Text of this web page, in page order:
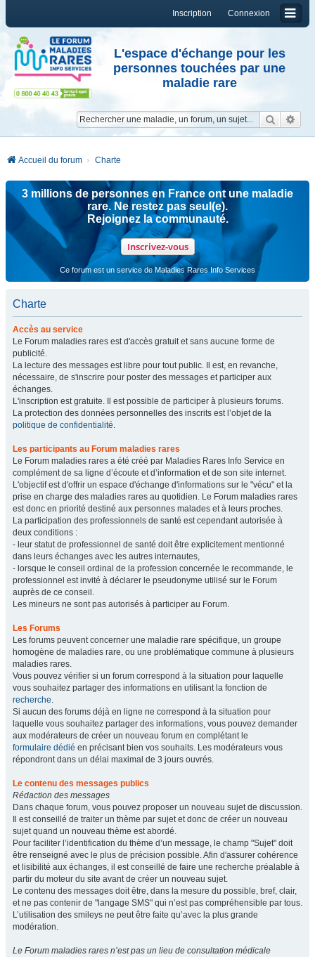
Connexion
Inscription
L'espace d'échange pour les
personnes touchées par une
maladie rare
Accueil du forum Charte
3 millions de personnes en France ont une maladie
rare. Ne restez pas seul(e).
Rejoignez la communauté.
Inscrivez-vous
Ce forum est un service de Maladies Rares Info Services
Charte
Accès au service
Le Forum maladies rares est d'accès gratuit et sans aucune forme de
publicité.
La lecture des messages est libre pour tout public. Il est, en revanche,
nécessaire, de s'inscrire pour poster des messages et participer aux
échanges.
L'inscription est gratuite. Il est possible de participer à plusieurs forums.
La protection des données personnelles des inscrits est l’objet de la
politique de confidentialité.
Les participants au Forum maladies rares
Le Forum maladies rares a été créé par Maladies Rares Info Service en
complément de sa ligne d’écoute et d’information et de son site internet.
L'objectif est d'offrir un espace d'échange d'informations sur le "vécu" et la
prise en charge des maladies rares au quotidien. Le Forum maladies rares
est donc en priorité destiné aux personnes malades et à leurs proches.
La participation des professionnels de santé est cependant autorisée à
deux conditions :
- leur statut de professionnel de santé doit être explicitement mentionné
dans leurs échanges avec les autres internautes,
- lorsque le conseil ordinal de la profession concernée le recommande, le
professionnel est invité à déclarer le pseudonyme utilisé sur le Forum
auprès de ce conseil.
Les mineurs ne sont pas autorisés à participer au Forum.
Les Forums
Les forums peuvent concerner une maladie rare spécifique, un groupe
homogène de maladies rare, ou une problématique commune à plusieurs
maladies rares.
Vous pouvez vérifier si un forum correspond à la situation pour laquelle
vous souhaitez partager des informations en utilisant la fonction de
recherche.
Si aucun des forums déjà en ligne ne correspond à la situation pour
laquelle vous souhaitez partager des informations, vous pouvez demander
aux modérateurs de créer un nouveau forum en complétant le
formulaire dédié en précisant bien vos souhaits. Les modérateurs vous
répondront dans un délai maximal de 3 jours ouvrés.
Le contenu des messages publics
Rédaction des messages
Dans chaque forum, vous pouvez proposer un nouveau sujet de discussion.
Il est conseillé de traiter un thème par sujet et donc de créer un nouveau
sujet quand un nouveau thème est abordé.
Pour faciliter l’identification du thème d’un message, le champ "Sujet" doit
être renseigné avec le plus de précision possible. Afin d'assurer cohérence
et lisibilité aux échanges, il est conseillé de faire une recherche préalable à
partir du moteur du site avant de créer un nouveau sujet.
Le contenu des messages doit être, dans la mesure du possible, bref, clair,
et ne pas contenir de "langage SMS" qui n’est pas compréhensible par tous.
L’utilisation des smileys ne peut être faite qu’avec la plus grande
modération.
Le Forum maladies rares n’est pas un lieu de consultation médicale